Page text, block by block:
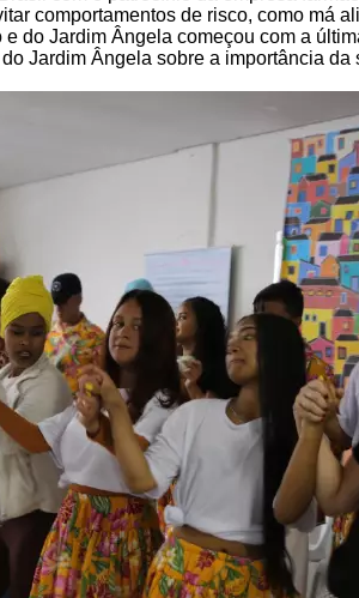
comportamentos de risco, como má
do Jardim Ângela começou com a
Jardim Ângela sobre a importância da